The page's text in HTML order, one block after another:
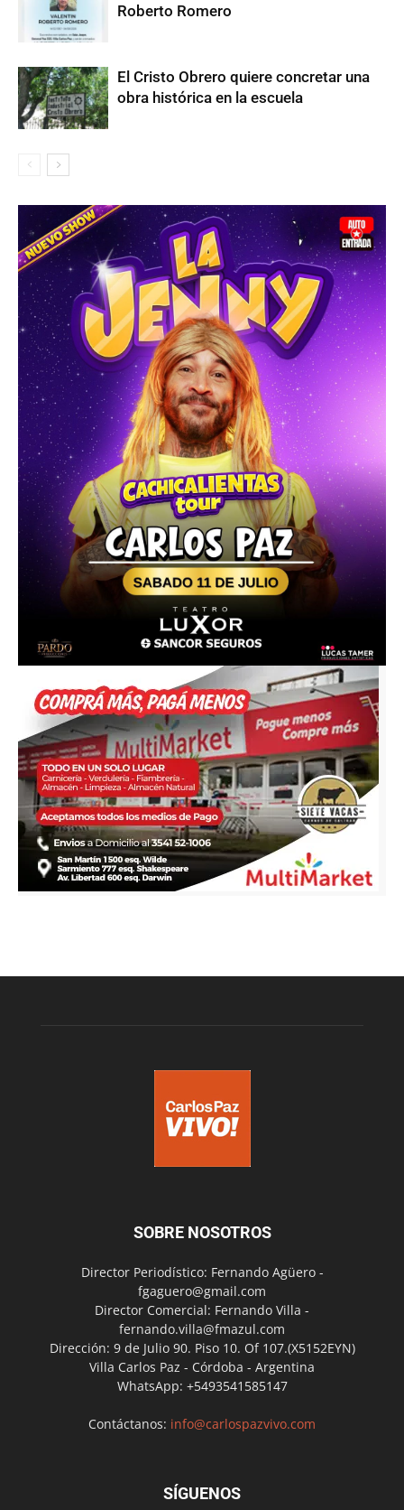
Roberto Romero
El Cristo Obrero quiere concretar una
obra histórica en la escuela
SOBRE NOSOTROS
Director Periodístico: Fernando Agüero -
fgaguero@gmail.com
Director Comercial: Fernando Villa -
fernando.villa@fmazul.com
Dirección: 9 de Julio 90. Piso 10. Of 107.(X5152EYN)
Villa Carlos Paz - Córdoba - Argentina
WhatsApp: +5493541585147
Contáctanos: info@carlospazvivo.com
SÍGUENOS